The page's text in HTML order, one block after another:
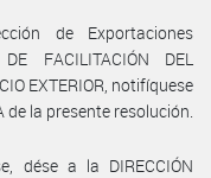
de Exportaciones
FACILITACIÓN DEL
EXTERIOR, notifíquese
de la presente resolución.
dése a la DIRECCIÓN